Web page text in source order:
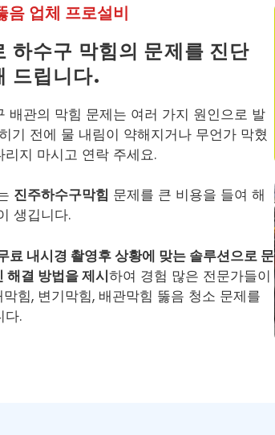
음 업체 프로설비
하수구 막힘의 문제를 진단
드립니다.
배관의 막힘 문제는 여러 가지 원인으로 발
기 전에 물 내림이 약해지거나 무언가 막혔
지 마시고 연락 주세요.
진주하수구막힘 문제를 큰 비용을 들여 해
생깁니다.
료 내시경 촬영후 상황에 맞는 솔루션으로 문
해결 방법을 제시하여 경험 많은 전문가들이
막힘, 변기막힘, 배관막힘 뚫음 청소 문제를
다.